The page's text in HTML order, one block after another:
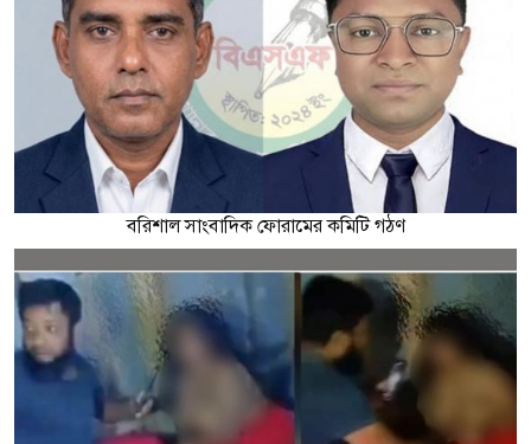
বরিশাল সাংবাদিক ফোরামের কমিটি গঠণ